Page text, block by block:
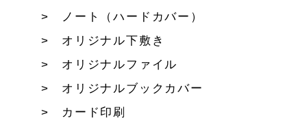
ノート（ハードカバー）
オリジナル下敷き
オリジナルファイル
オリジナルブックカバー
カード印刷